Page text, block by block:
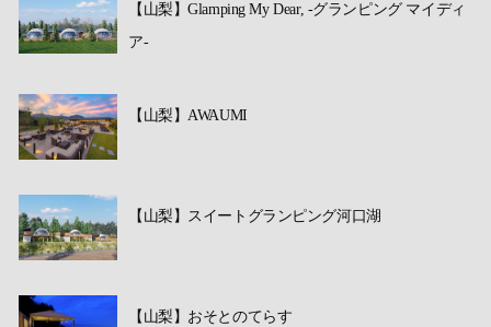
【山梨】Glamping My Dear, -グランピング マイディ
ア-
【山梨】AWAUMI
【山梨】スイートグランピング河口湖
【山梨】おそとのてらす